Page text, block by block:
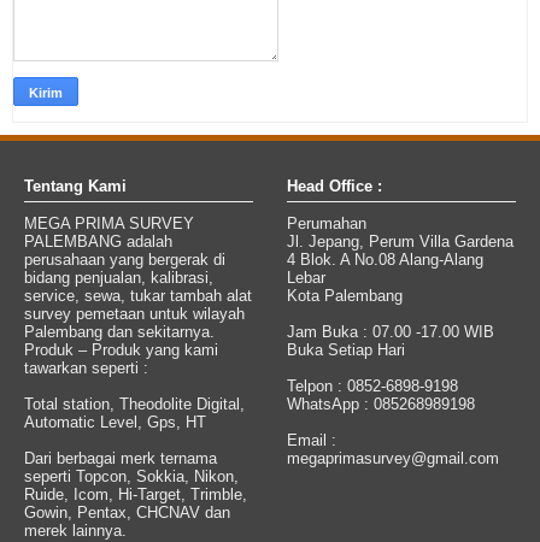
Tentang Kami
MEGA PRIMA SURVEY
PALEMBANG adalah
perusahaan yang bergerak di
bidang penjualan, kalibrasi,
service, sewa, tukar tambah alat
survey pemetaan untuk wilayah
Palembang dan sekitarnya.
Produk – Produk yang kami
tawarkan seperti :
Total station, Theodolite Digital,
Automatic Level, Gps, HT
Dari berbagai merk ternama
seperti Topcon, Sokkia, Nikon,
Ruide, Icom, Hi-Target, Trimble,
Gowin, Pentax, CHCNAV dan
merek lainnya.
Head Office :
Perumahan
Jl. Jepang, Perum Villa Gardena
4 Blok. A No.08 Alang-Alang
Lebar
Kota Palembang
Jam Buka : 07.00 -17.00 WIB
Buka Setiap Hari
Telpon : 0852-6898-9198
WhatsApp : 085268989198
Email :
megaprimasurvey@gmail.com